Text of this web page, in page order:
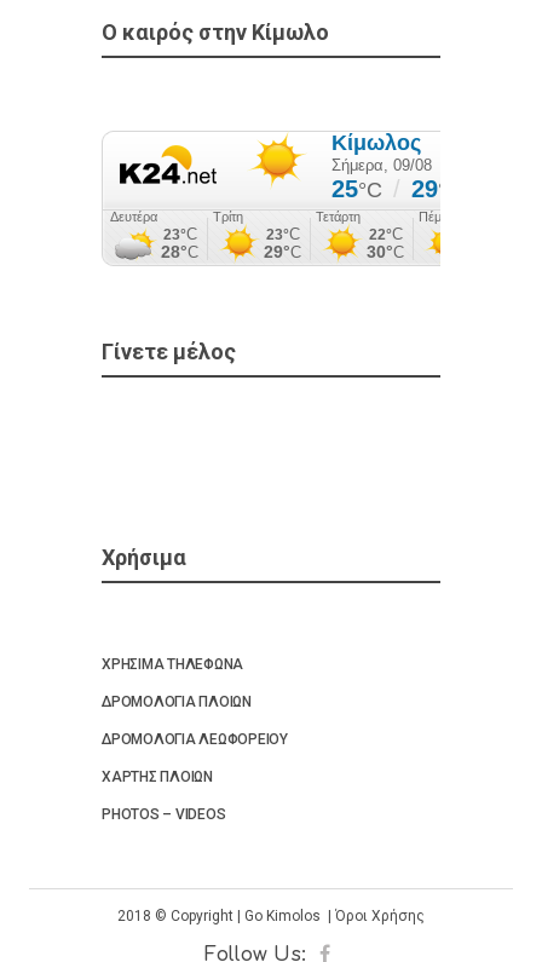
Ο καιρός στην Κίμωλο
Γίνετε μέλος
Χρήσιμα
ΧΡΗΣΙΜΑ ΤΗΛΕΦΩΝΑ
ΔΡΟΜΟΛΟΓΙΑ ΠΛΟΙΩΝ
ΔΡΟΜΟΛΟΓΙΑ ΛΕΩΦΟΡΕΙΟΥ
ΧΑΡΤΗΣ ΠΛΟΙΩΝ
PHOTOS – VIDEOS
2018 © Copyright | Go Kimolos | Όροι Χρήσης
Follow Us: